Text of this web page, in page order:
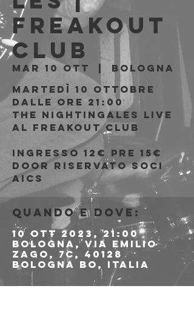
Freakout
Club
mar 10 ott
Bologna
Martedì 10 Ottobre
Dalle ore 21:00
The Nightingales live
al Freakout Club
Ingresso 12€ PRE 15€
DOOR riservato soci
AICS
Quando e dove:
10 ott 2023, 21:00
Bologna, Via Emilio
Zago, 7c, 40128
Bologna BO, Italia